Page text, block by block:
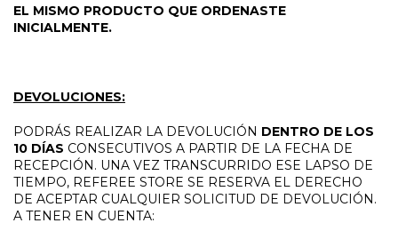
EL MISMO PRODUCTO QUE ORDENASTE
INICIALMENTE.
DEVOLUCIONES:
PODRÁS REALIZAR LA DEVOLUCIÓN DENTRO DE LOS
10 DÍAS CONSECUTIVOS A PARTIR DE LA FECHA DE
RECEPCIÓN. UNA VEZ TRANSCURRIDO ESE LAPSO DE
TIEMPO, REFEREE STORE SE RESERVA EL DERECHO
DE ACEPTAR CUALQUIER SOLICITUD DE DEVOLUCIÓN.
A TENER EN CUENTA: